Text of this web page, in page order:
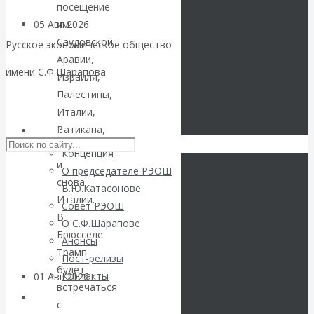
Русское экономическое общество
имени С.Ф.Шарапова
Skip to content
РЭОШ
Концепция
О председателе РЭОШ
В.Ю.Катасонове
Совет РЭОШ
О С.Ф.Шарапове
Анонсы
Пост-релизы
Контакты
Библиотека
05 Авг 2026
Валентин
Катасонов. Еще
раз на тему
блокировки
банковских
счетов
01 Авг 2026Геополитика
посещение
им
Саудовской
Аравии,
Израиля,
Палестины,
Италии,
Ватикана,
Бельгии
и
снова
Италии.
В
Брюсселе
Трамп
будет
встречаться
с